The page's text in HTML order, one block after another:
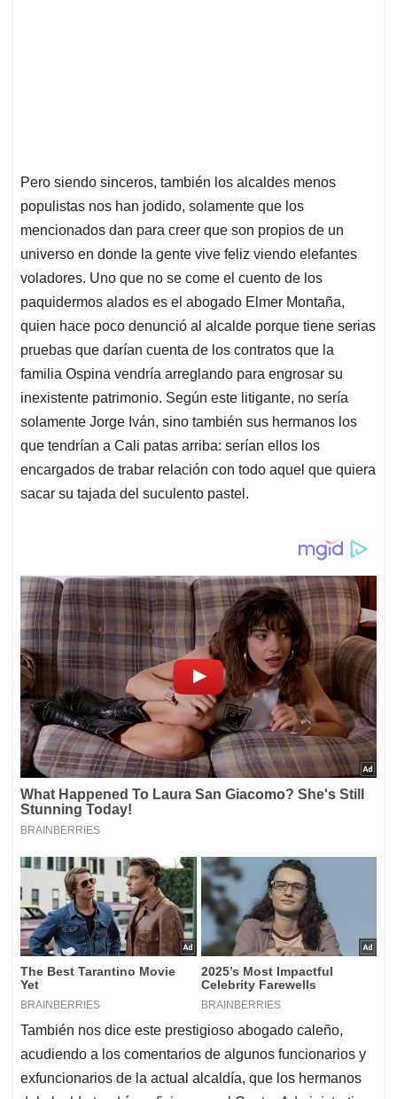
Pero siendo sinceros, también los alcaldes menos
populistas nos han jodido, solamente que los
mencionados dan para creer que son propios de un
universo en donde la gente vive feliz viendo elefantes
voladores. Uno que no se come el cuento de los
paquidermos alados es el abogado Elmer Montaña,
quien hace poco denunció al alcalde porque tiene serias
pruebas que darían cuenta de los contratos que la
familia Ospina vendría arreglando para engrosar su
inexistente patrimonio. Según este litigante, no sería
solamente Jorge Iván, sino también sus hermanos los
que tendrían a Cali patas arriba: serían ellos los
encargados de trabar relación con todo aquel que quiera
sacar su tajada del suculento pastel.
También nos dice este prestigioso abogado caleño,
acudiendo a los comentarios de algunos funcionarios y
exfuncionarios de la actual alcaldía, que los hermanos